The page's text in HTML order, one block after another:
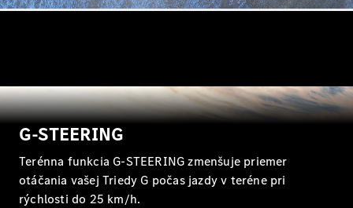
Konfigurátor
Kombi
G-STEERING
Terénna funkcia G-STEERING zmenšuje priemer
otáčania vašej Triedy G počas jazdy v teréne pri
rýchlosti do 25 km/h.